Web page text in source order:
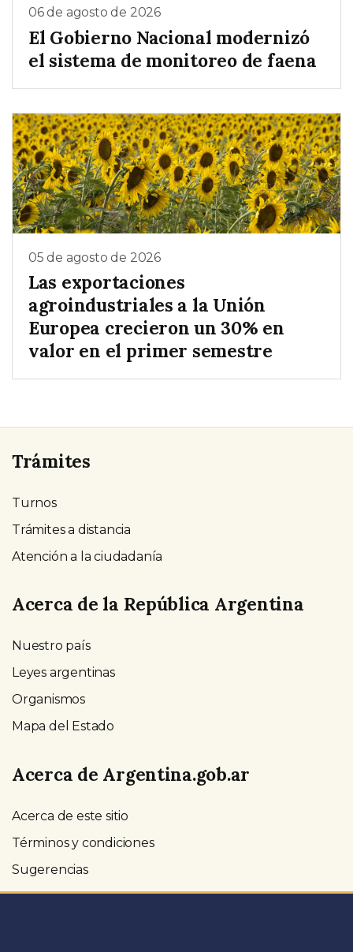
06 de agosto de 2026
El Gobierno Nacional modernizó
el sistema de monitoreo de faena
05 de agosto de 2026
Las exportaciones
agroindustriales a la Unión
Europea crecieron un 30% en
valor en el primer semestre
Trámites
Turnos
Trámites a distancia
Atención a la ciudadanía
Acerca de la República Argentina
Nuestro país
Leyes argentinas
Organismos
Mapa del Estado
Acerca de Argentina.gob.ar
Acerca de este sitio
Términos y condiciones
Sugerencias